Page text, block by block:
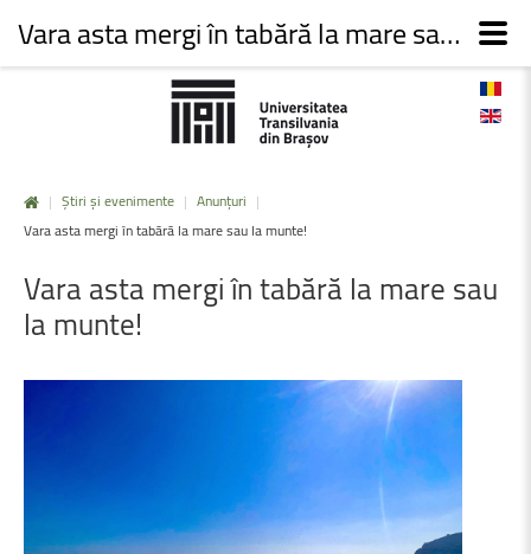
| Știri și evenimente | Anunțuri |
Vara asta mergi în tabără la mare sau la munte!
Vara asta mergiîntabără la mare sau
la munte!
Vara asta mergi în tabără la mare sau la munte!